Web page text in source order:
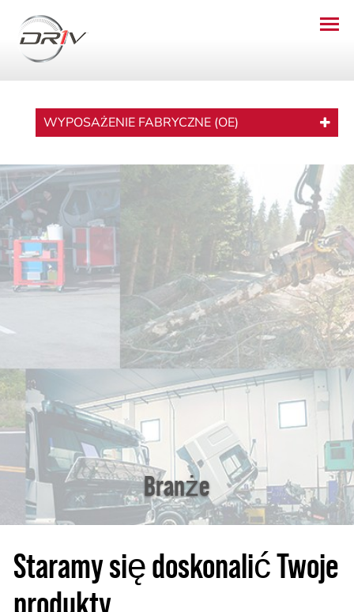
WYPOSAŻENIE FABRYCZNE (OE)
Branże
Staramy się doskonalić Twoje
produkty